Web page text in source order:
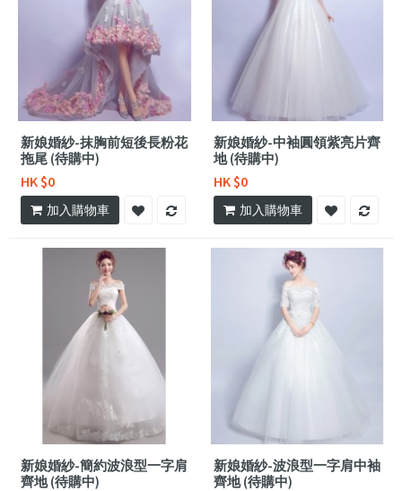
新娘婚紗-抹胸前短後長粉花
拖尾 (待購中)
HK $0
加入購物車
新娘婚紗-中袖圓領紫亮片齊
地 (待購中)
HK $0
加入購物車
新娘婚紗-簡約波浪型一字肩
齊地 (待購中)
新娘婚紗-波浪型一字肩中袖
齊地 (待購中)